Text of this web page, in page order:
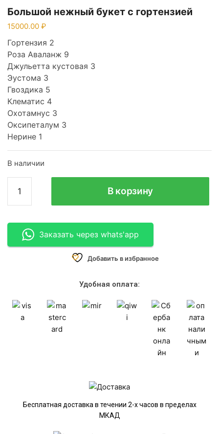
Большой нежный букет с гортензией
15000.00
Гортензия 2
Роза Аваланж 9
Джульетта кустовая 3
Эустома 3
Гвоздика 5
Клематис 4
Охотамнус 3
Оксипеталум 3
Нерине 1
В наличии
В корзину
Заказать через whats'app
Добавить в избранное
Удобная оплата:
Бесплатная доставка в течении 2-х часов в пределах
МКАД